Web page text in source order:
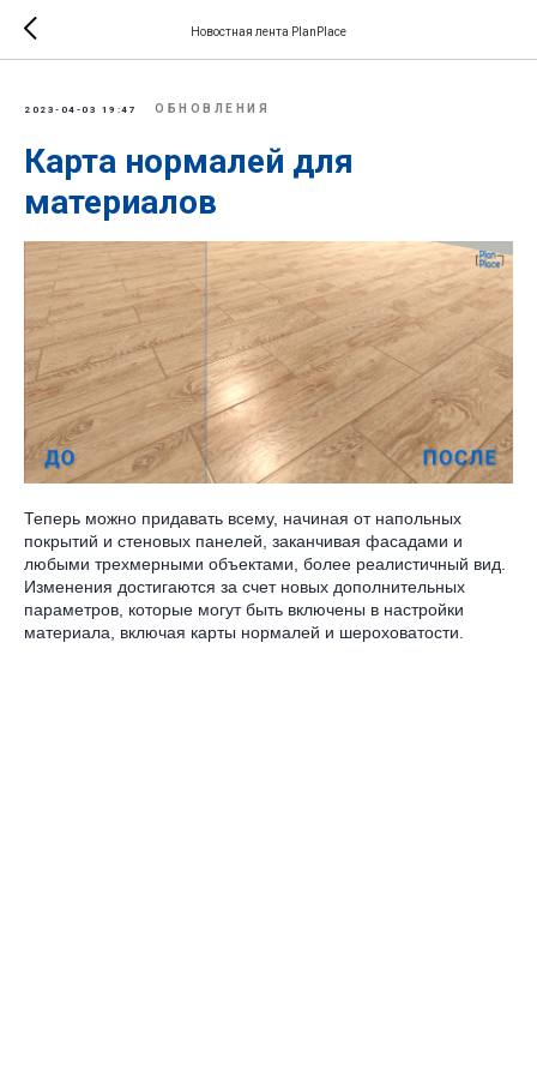
Новостная лента PlanPlace
2023-04-03 19:47 ОБНОВЛЕНИЯ
Карта нормалей для
материалов
Теперь можно придавать всему, начиная от напольных
покрытий и стеновых панелей, заканчивая фасадами и
любыми трехмерными объектами, более реалистичный вид.
Изменения достигаются за счет новых дополнительных
параметров, которые могут быть включены в настройки
материала, включая карты нормалей и шероховатости.